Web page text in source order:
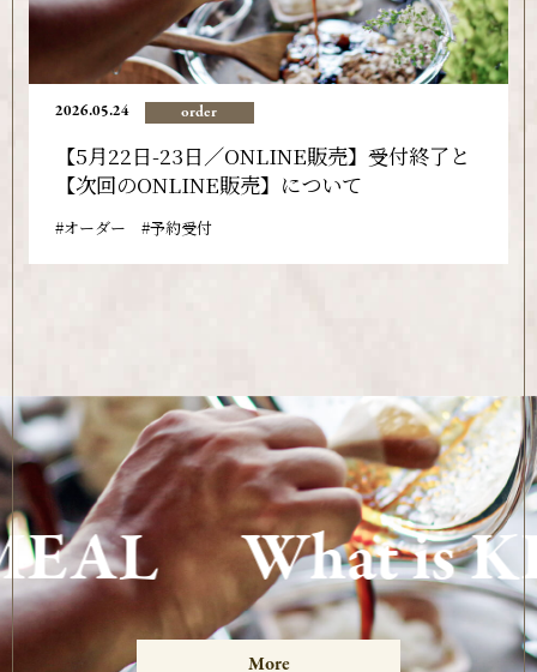
2026.05.24 order
【5月22日-23日／ONLINE販売】受付終了と
【次回のONLINE販売】について
オーダー 予約受付
What is
More